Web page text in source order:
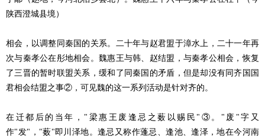
陕西澄城县境）
相会，以调整同秦国的关系。二十年与赵君盟于漳水上，二十一年再
次与秦孝公在彤地相会。魏惠王与韩、赵结盟，与秦孝公相会，恢复
了三晋的暂时联盟关系，缓和了同秦国的矛盾，但是却没有同齐国国
君相会结盟之事②，可见魏的这一系列活动是针对齐的。
在迁都后的当年，"梁惠王废逢忌之薮以赐民"③。"废"字又
作"发"，"薮"即川泽地。逢忌又称作蓬忌、逢池、逢泽，地在今河南